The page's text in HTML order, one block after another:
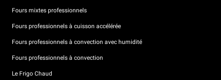
Fours mixtes professionnels
Fours professionnels à cuisson accélérée
Fours professionnels à convection avec humidité
Fours professionnels à convection
Le Frigo Chaud